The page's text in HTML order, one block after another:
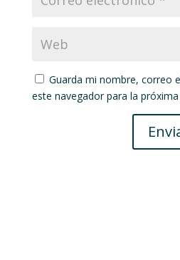
Guarda mi nombre, correo
este navegador para la